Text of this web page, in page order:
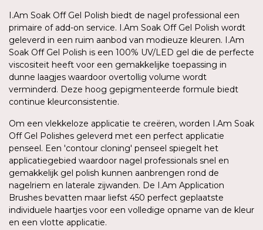
I.Am Soak Off Gel Polish biedt de nagel professional een
primaire of add-on service. I.Am Soak Off Gel Polish wordt
geleverd in een ruim aanbod van modieuze kleuren. I.Am
Soak Off Gel Polish is een 100% UV/LED gel die de perfecte
viscositeit heeft voor een gemakkelijke toepassing in
dunne laagjes waardoor overtollig volume wordt
verminderd. Deze hoog gepigmenteerde formule biedt
continue kleurconsistentie.
Om een vlekkeloze applicatie te creëren, worden I.Am Soak
Off Gel Polishes geleverd met een perfect applicatie
penseel. Een 'contour cloning' penseel spiegelt het
applicatiegebied waardoor nagel professionals snel en
gemakkelijk gel polish kunnen aanbrengen rond de
nagelriem en laterale zijwanden. De I.Am Application
Brushes bevatten maar liefst 450 perfect geplaatste
individuele haartjes voor een volledige opname van de kleur
en een vlotte applicatie.